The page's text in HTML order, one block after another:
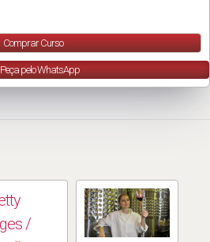
Comprar Curso
Peça pelo WhatsApp